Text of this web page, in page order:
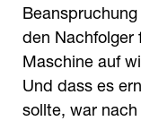
den Nachfolger
Maschine auf
Und dass es
sollte, war